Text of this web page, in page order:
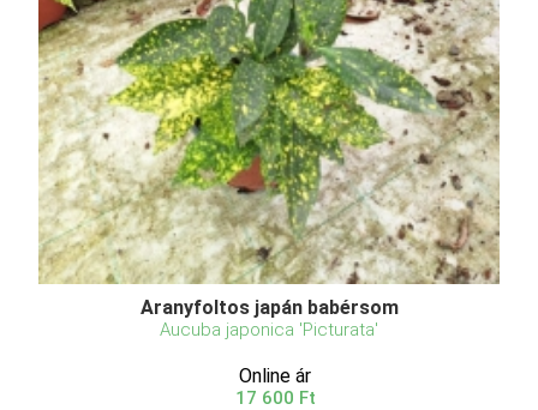
Aranyfoltos japán babérsom
Aucuba japonica 'Picturata'
Online ár
17 600 Ft